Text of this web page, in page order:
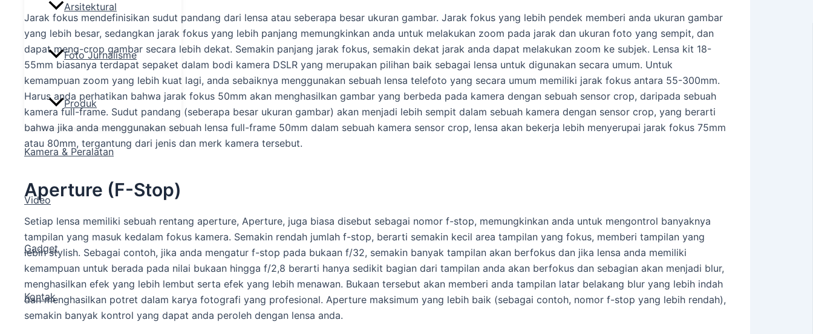
Arsitektural
Foto Jurnalisme
Produk
Kamera & Peralatan
Video
Gadget
Kontak
Jarak fokus mendefinisikan sudut pandang dari lensa atau seberapa besar ukuran gambar. Jarak fokus yang lebih pendek memberi anda ukuran gambar
yang lebih besar, sedangkan jarak fokus yang lebih panjang memungkinkan anda untuk melakukan zoom pada jarak dan ukuran foto yang sempit, dan
dapat meng-crop gambar secara lebih dekat. Semakin panjang jarak fokus, semakin dekat jarak anda dapat melakukan zoom ke subjek. Lensa kit 18-
55mm biasanya terdapat sepaket dalam bodi kamera DSLR yang merupakan pilihan baik sebagai lensa untuk digunakan secara umum. Untuk
kemampuan zoom yang lebih kuat lagi, anda sebaiknya menggunakan sebuah lensa telefoto yang secara umum memiliki jarak fokus antara 55-300mm.
Harus anda perhatikan bahwa jarak fokus 50mm akan menghasilkan gambar yang berbeda pada kamera dengan sebuah sensor crop, daripada sebuah
kamera full-frame. Sudut pandang (seberapa besar ukuran gambar) akan menjadi lebih sempit dalam sebuah kamera dengan sensor crop, yang berarti
bahwa jika anda menggunakan sebuah lensa full-frame 50mm dalam sebuah kamera sensor crop, lensa akan bekerja lebih menyerupai jarak fokus 75mm
atau 80mm, tergantung dari jenis dan merk kamera tersebut.
Aperture (F-Stop)
Setiap lensa memiliki sebuah rentang aperture, Aperture, juga biasa disebut sebagai nomor f-stop, memungkinkan anda untuk mengontrol banyaknya
tampilan yang masuk kedalam fokus kamera. Semakin rendah jumlah f-stop, berarti semakin kecil area tampilan yang fokus, memberi tampilan yang
lebih stylish. Sebagai contoh, jika anda mengatur f-stop pada bukaan f/32, semakin banyak tampilan akan berfokus dan jika lensa anda memiliki
kemampuan untuk berada pada nilai bukaan hingga f/2,8 berarti hanya sedikit bagian dari tampilan anda akan berfokus dan sebagian akan menjadi blur,
menghasilkan efek yang lebih lembut serta efek yang lebih menawan. Bukaan tersebut akan memberi anda tampilan latar belakang blur yang lebih indah
dan menghasilkan potret dalam karya fotografi yang profesional. Aperture maksimum yang lebih baik (sebagai contoh, nomor f-stop yang lebih rendah),
semakin banyak kontrol yang dapat anda peroleh dengan lensa anda.